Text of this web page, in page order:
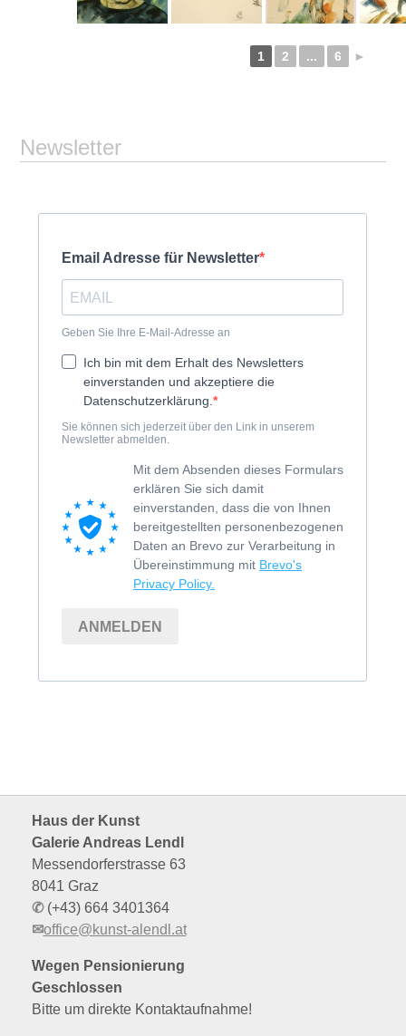
1 2 ... 6 ►
Newsletter
Haus der Kunst
Galerie Andreas Lendl
Messendorferstrasse 63
8041 Graz
✆(+43) 664 3401364
✉office@kunst-alendl.at
Wegen Pensionierung
Geschlossen
Bitte um direkte Kontaktaufnahme!